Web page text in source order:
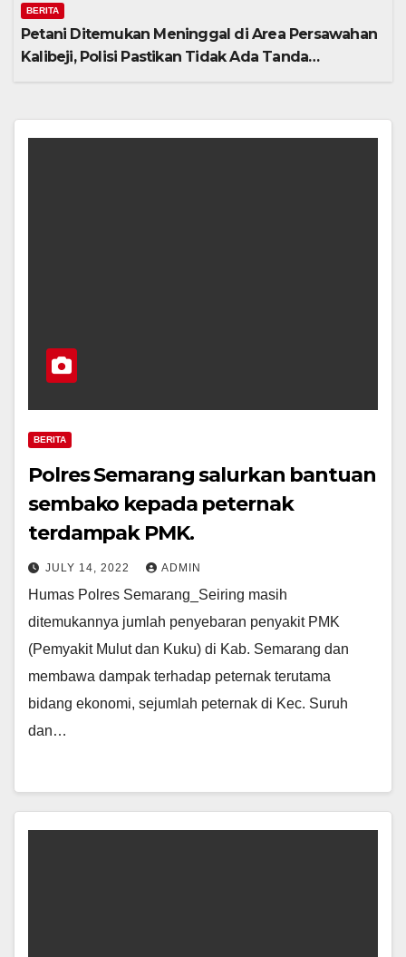
BERITA
Petani Ditemukan Meninggal di Area Persawahan
Kalibeji, Polisi Pastikan Tidak Ada Tanda
BERITA
Polres Semarang salurkan bantuan
sembako kepada peternak
terdampak PMK.
JULY 14, 2022 ADMIN
Humas Polres Semarang_Seiring masih
ditemukannya jumlah penyebaran penyakit PMK
(Pemyakit Mulut dan Kuku) di Kab. Semarang dan
membawa dampak terhadap peternak terutama
bidang ekonomi, sejumlah peternak di Kec. Suruh
dan…